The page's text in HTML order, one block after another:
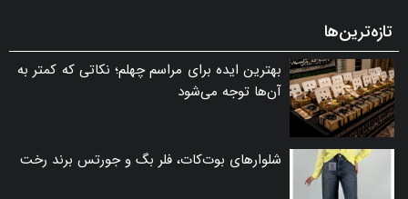
تازه‌ترین‌ها
بهترین ایده برای مراسم چهلم؛ نکاتی که کمتر به
آن‌ها توجه می‌شود
شلوارهای بوت‌کات، فلر بگ و جورتس برند رخت